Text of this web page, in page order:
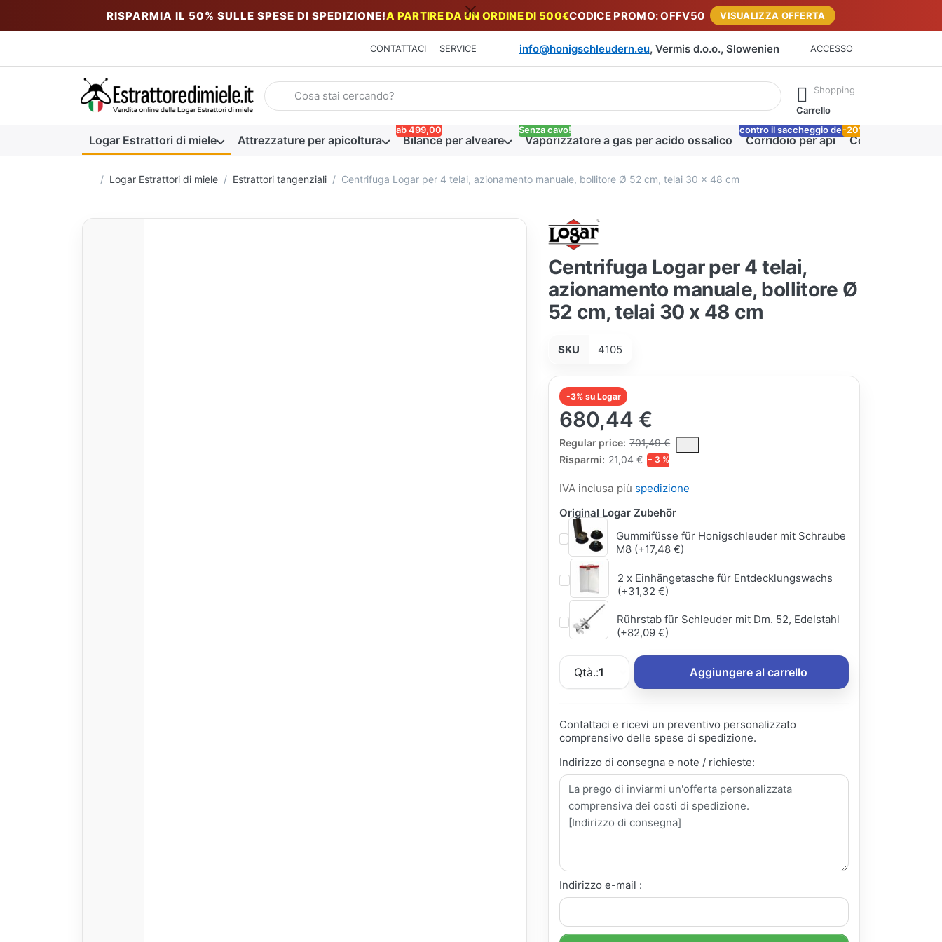
RISPARMIA IL 50% SULLE SPESE DI SPEDIZIONE!A PARTIRE DA UN ORDINE DI 500€CODICE PROMO: OFFV50 VISUALIZZA OFFERTA
CONTATTACI SERVICE info@honigschleudern.eu, Vermis d.o.o., Slowenien ACCESSO
Inserire un termine di ricerca. I primi risultati appaiono automaticamente durante la digitazione. Premere il tasto Invio per richiamare
Shopping
Carrello
Logar Estrattori di miele Attrezzature per apicoltura Bilance per alveare
ab 499,00
Vaporizzatore a gas per acido ossalico
Senza cavo!
Corridoio per api
contro il saccheggio delle api
Coperta miele
-20%
Homepage
Logar Estrattori di miele Estrattori tangenziali Centrifuga Logar per 4 telai, azionamento manuale, bollitore Ø 52 cm, telai 30 x 48 cm
Centrifuga Logar per 4 telai,
azionamento manuale, bollitore Ø
52 cm, telai 30 x 48 cm
SKU 4105
-3% su Logar
680,44 €
Regular price: 701,49 €
The Regular Price is the median selling price paid by customers for a product,
Risparmi: 21,04 € − 3 %
IVA inclusa più spedizione
Original Logar Zubehör
Gummifüsse für Honigschleuder mit Schraube
M8 (+17,48 €)
2 x Einhängetasche für Entdecklungswachs
(+31,32 €)
Rührstab für Schleuder mit Dm. 52, Edelstahl
(+82,09 €)
Qtà.:1 Aggiungere al carrello
Contattaci e ricevi un preventivo personalizzato
comprensivo delle spese di spedizione.
Indirizzo di consegna e note / richieste:
Indirizzo e-mail :